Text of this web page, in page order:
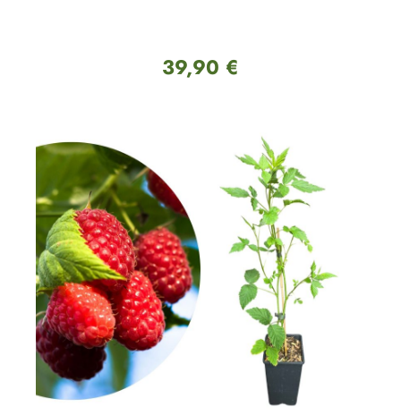
Regulärer Preis:
39,90 €